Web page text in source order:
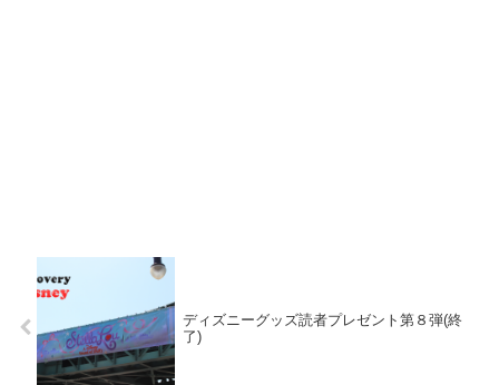
ディズニーグッズ読者プレゼント第８弾(終
了)